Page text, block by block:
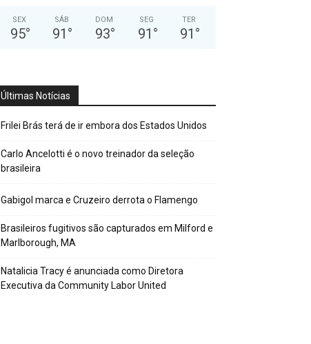
SEX
95°
SÁB
91 °
DOM
93°
SEG
91 °
TER
91 °
Últimas Notícias
Frilei Brás terá de ir embora dos Estados Unidos
Carlo Ancelotti é o novo treinador da seleção
brasileira
Gabigol marca e Cruzeiro derrota o Flamengo
Brasileiros fugitivos são capturados em Milford e
Marlborough, MA
Natalicia Tracy é anunciada como Diretora
Executiva da Community Labor United